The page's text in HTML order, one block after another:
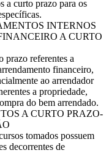
a curto prazo para os
INTERNOS
A CURTO
prazo referentes a
financeiro,
ao arrendador
a propriedade,
do bem arrendado.
A CURTO PRAZO-
tomados possuem
decorrentes de